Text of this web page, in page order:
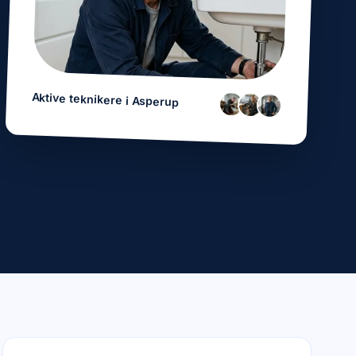
Aktive teknikere i Asperup